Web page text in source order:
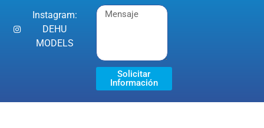
Instagram:
DEHU
MODELS
Solicitar
Información